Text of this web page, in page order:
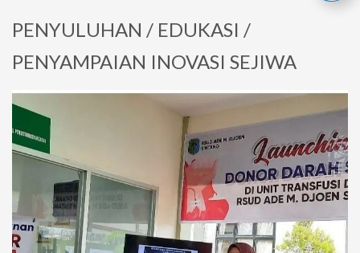
PENYULUHAN / EDUKASI /
PENYAMPAIAN INOVASI SEJIWA